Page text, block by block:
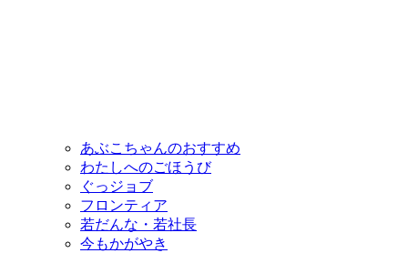
あぶこちゃんのおすすめ
わたしへのごほうび
ぐっジョブ
フロンティア
若だんな・若社長
今もかがやき